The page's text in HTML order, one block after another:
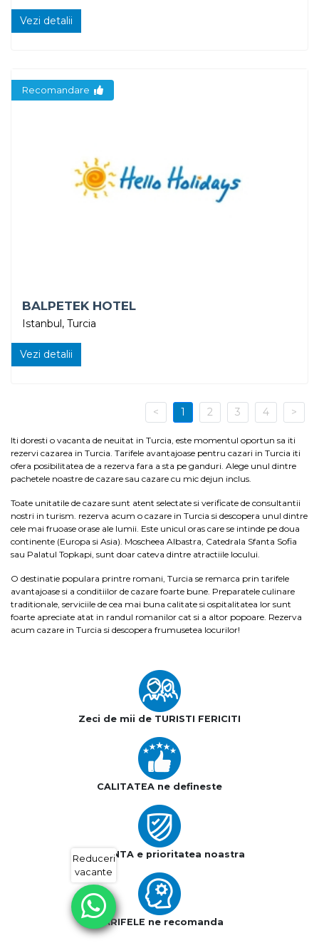
Vezi detalii
Recomandare
BALPETEK HOTEL
Istanbul, Turcia
Vezi detalii
< 1 2 3 4 >
Iti doresti o vacanta de neuitat in Turcia, este momentul oportun sa iti
rezervi cazarea in Turcia. Tarifele avantajoase pentru cazari in Turcia iti
ofera posibilitatea de a rezerva fara a sta pe ganduri. Alege unul dintre
pachetele noastre de cazare sau cazare cu mic dejun inclus.
Toate unitatile de cazare sunt atent selectate si verificate de consultantii
nostri in turism. rezerva acum o cazare in Turcia si descopera unul dintre
cele mai fruoase orase ale lumii. Este unicul oras care se intinde pe doua
continente (Europa si Asia). Moscheea Albastra, Catedrala Sfanta Sofia
sau Palatul Topkapi, sunt doar cateva dintre atractiile locului.
O destinatie populara printre romani, Turcia se remarca prin tarifele
avantajoase si a conditiilor de cazare foarte bune. Preparatele culinare
traditionale, serviciile de cea mai buna calitate si ospitalitatea lor sunt
foarte apreciate atat in randul romanilor cat si a altor popoare. Rezerva
acum cazare in Turcia si descopera frumusetea locurilor!
Zeci de mii de TURISTI FERICITI
CALITATEA ne defineste
SIGURANTA e prioritatea noastra
TARIFELE ne recomanda
Reduceri
vacante